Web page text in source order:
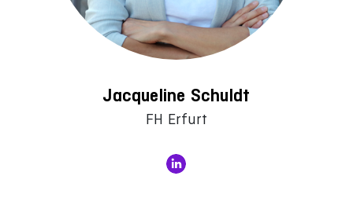
Jacqueline Schuldt
FH Erfurt